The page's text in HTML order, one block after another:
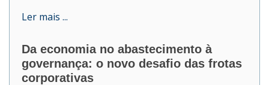
Ler mais ...
Da economia no abastecimento à
governança: o novo desafio das frotas
corporativas